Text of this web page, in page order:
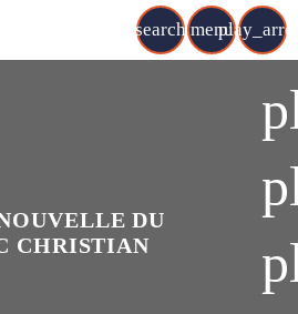
search menu
DU
CHRISTIAN